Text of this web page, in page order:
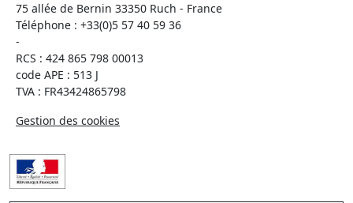
75 allée de Bernin 33350 Ruch - France
Téléphone : +33(0)5 57 40 59 36
-
RCS : 424 865 798 00013
code APE : 513 J
TVA : FR43424865798
Gestion des cookies